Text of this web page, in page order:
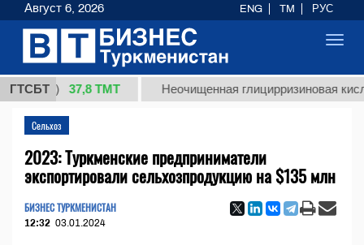
ГТСБТ
37,8 ТМТ Неочищенная глицирризиновая кислота
Сельхоз
2023: Туркменские предприниматели
экспортировали сельхозпродукцию на $135 млн
БИЗНЕС ТУРКМЕНИСТАН
12:32 03.01.2024
Август 6, 2026 ENG TM РУС